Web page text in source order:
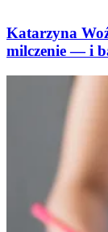
Katarzyna
milczenie — i